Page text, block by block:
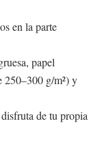
en la parte
papel
250–300 g/m²) y
de tu propia